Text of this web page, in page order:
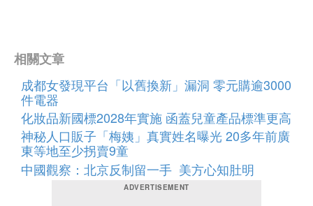
相關文章
成都女發現平台「以舊換新」漏洞 零元購逾3000
件電器
化妝品新國標2028年實施 函蓋兒童產品標準更高
神秘人口販子「梅姨」真實姓名曝光 20多年前廣
東等地至少拐賣9童
中國觀察：北京反制留一手 美方心知肚明